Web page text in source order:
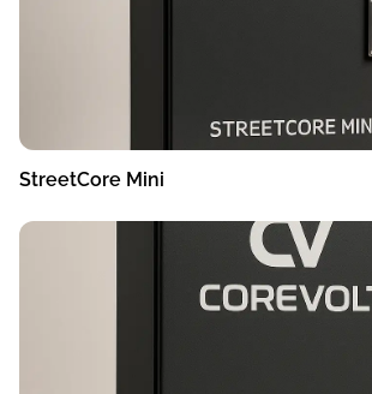
StreetCore Mini